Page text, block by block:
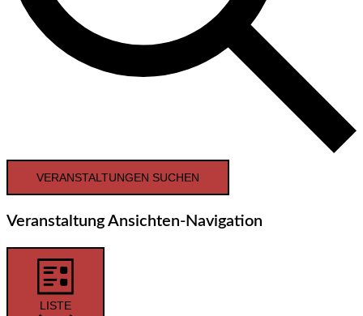
VERANSTALTUNGEN SUCHEN
Veranstaltung Ansichten-Navigation
LISTE